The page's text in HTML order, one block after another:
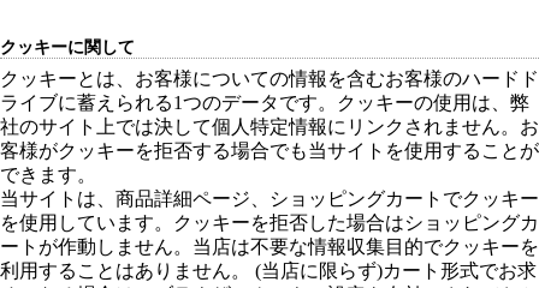
クッキーに関して
クッキーとは、お客様についての情報を含むお客様のハードド
ライブに蓄えられる1つのデータです。クッキーの使用は、弊
社のサイト上では決して個人特定情報にリンクされません。お
客様がクッキーを拒否する場合でも当サイトを使用することが
できます。
当サイトは、商品詳細ページ、ショッピングカートでクッキー
を使用しています。クッキーを拒否した場合はショッピングカ
ートが作動しません。当店は不要な情報収集目的でクッキーを
利用することはありません。 (当店に限らず)カート形式でお求